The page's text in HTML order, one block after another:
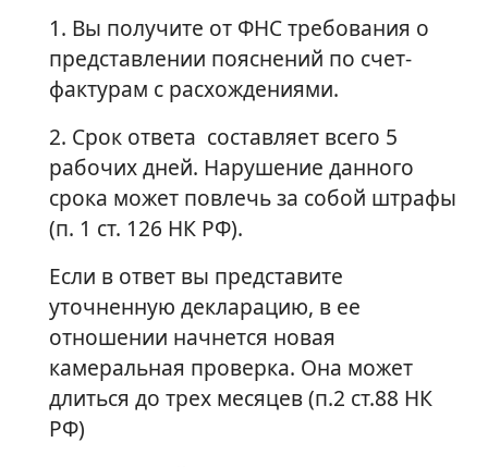
1. Вы получите от ФНС требования о
представлении пояснений по счет-
фактурам с расхождениями.
2. Срок ответа составляет всего 5
рабочих дней. Нарушение данного
срока может повлечь за собой штрафы
(п. 1 ст. 126 НК РФ).
Если в ответ вы представите
уточненную декларацию, в ее
отношении начнется новая
камеральная проверка. Она может
длиться до трех месяцев (п.2 ст.88 НК
РФ)